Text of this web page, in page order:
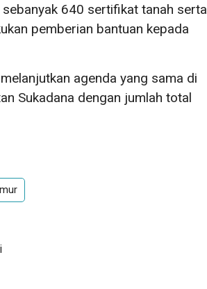
640 sertifikat tanah serta
pemberian bantuan kepada
agenda yang sama di
Sukadana dengan jumlah total